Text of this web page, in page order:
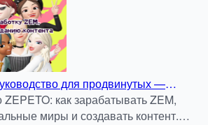
для продвинутых —
миров и создание контента
как зарабатывать ZEM,
миры и создавать контент.